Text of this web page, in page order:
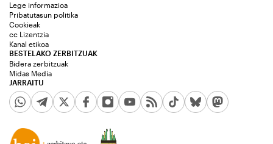
JARRAITU
Lege informazioa
Pribatutasun politika
Cookieak
cc Lizentzia
Kanal etikoa
BESTELAKO ZERBITZUAK
Bidera zerbitzuak
Midas Media